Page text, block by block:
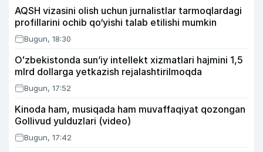
AQSH vizasini olish uchun jurnalistlar tarmoqlardagi
profillarini ochib qo‘yishi talab etilishi mumkin
Bugun, 18:30
Oʻzbekistonda sunʼiy intellekt xizmatlari hajmini 1,5
mlrd dollarga yetkazish rejalashtirilmoqda
Bugun, 17:52
Kinoda ham, musiqada ham muvaffaqiyat qozongan
Gollivud yulduzlari (video)
Bugun, 17:42